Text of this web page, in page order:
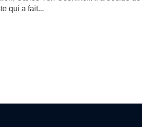
qui a fait...